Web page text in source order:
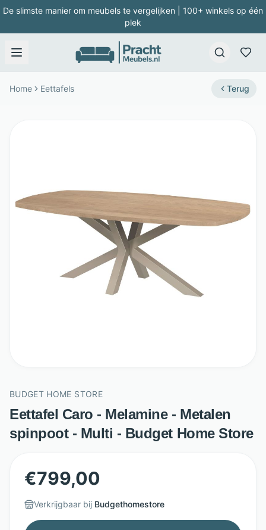
De slimste manier om meubels te vergelijken | 100+ winkels op één
plek
Home Eettafels Terug
BUDGET HOME STORE
Eettafel Caro - Melamine - Metalen
spinpoot - Multi - Budget Home Store
€799,00
Verkrijgbaar bij Budgethomestore